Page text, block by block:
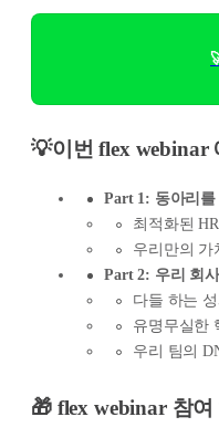
💡이번 flex webinar
Part 1: 동아리를
최적화된
우리만의 가
Part 2: 우리 회
다들 하는
유명무실한
우리 팀의
🎁 flex webinar 참여